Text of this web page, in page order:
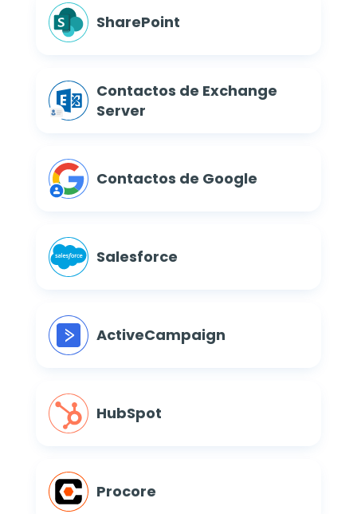
SharePoint
Contactos de Exchange
Server
Contactos de Google
Salesforce
ActiveCampaign
HubSpot
Procore